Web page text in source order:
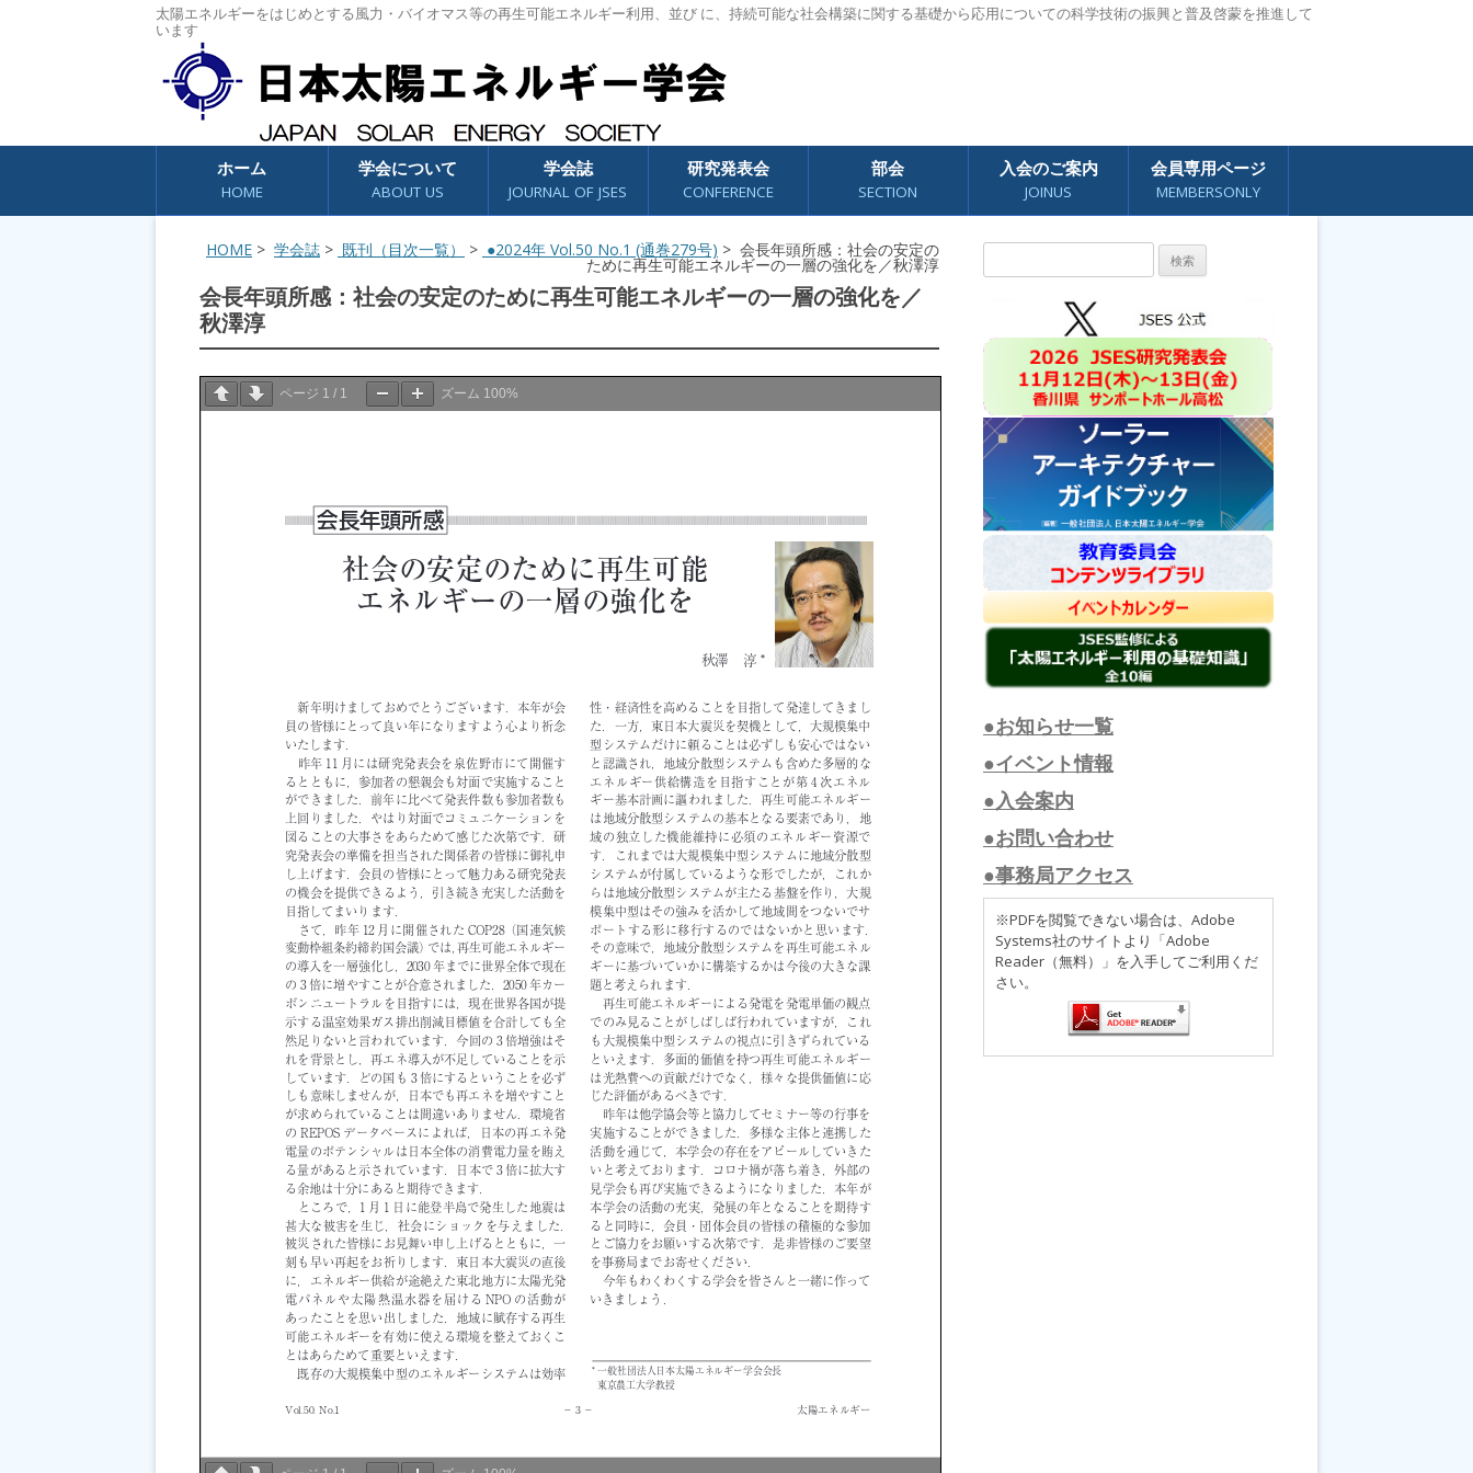
太陽エネルギーをはじめとする風力・バイオマス等の再生可能エネルギー利用、並び に、持続可能な社会構築に関する基礎から応用についての科学技術の振興と普及啓蒙を推進して
います
コンテンツへスキップ
ホーム
HOME
学会について
ABOUT US
学会誌
JOURNAL OF JSES
研究発表会
CONFERENCE
部会
SECTION
入会のご案内
JOINUS
会員専用ページ
MEMBERSONLY
HOME > 学会誌 > 既刊（目次一覧） > ●2024年 Vol.50 No.1 (通巻279号) > 会長年頭所感：社会の安定の
ために再生可能エネルギーの一層の強化を／秋澤淳
会長年頭所感：社会の安定のために再生可能エネルギーの一層の強化を／
秋澤淳
ページ 1 / 1 ズーム 100%
索:
●お知らせ一覧
●イベント情報
●入会案内
●お問い合わせ
●事務局アクセス
※PDFを閲覧できない場合は、Adobe
Systems社のサイトより「Adobe
Reader（無料）」を入手してご利用くだ
さい。